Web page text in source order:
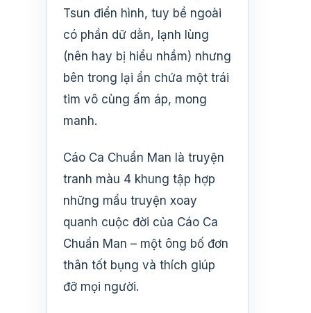
Tsun điển hình, tuy bề ngoài
có phần dữ dằn, lạnh lùng
(nên hay bị hiểu nhầm) nhưng
bên trong lại ẩn chứa một trái
tim vô cùng ấm áp, mong
manh.
Cáo Ca Chuẩn Man là truyện
tranh màu 4 khung tập hợp
những mẩu truyện xoay
quanh cuộc đời của Cáo Ca
Chuẩn Man – một ông bố đơn
thân tốt bụng và thích giúp
đỡ mọi người.